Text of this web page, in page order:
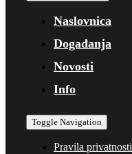
Naslovnica
Događanja
Novosti
Info
Toggle Navigation
Pravila privatnosti